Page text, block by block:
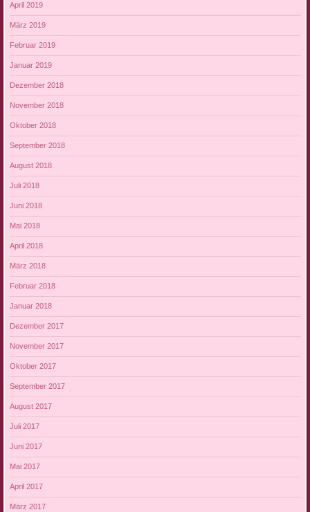
April 2019
März 2019
Februar 2019
Januar 2019
Dezember 2018
November 2018
Oktober 2018
September 2018
August 2018
Juli 2018
Juni 2018
Mai 2018
April 2018
März 2018
Februar 2018
Januar 2018
Dezember 2017
November 2017
Oktober 2017
September 2017
August 2017
Juli 2017
Juni 2017
Mai 2017
April 2017
März 2017